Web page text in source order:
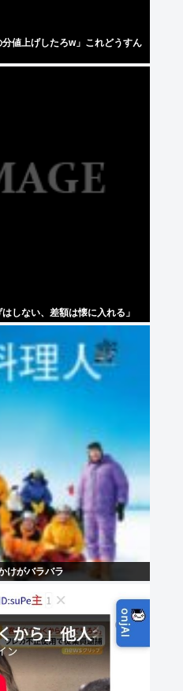
値上げしたろw」これどうすん
しない、差額は懐に入れる」
けがバラバラ